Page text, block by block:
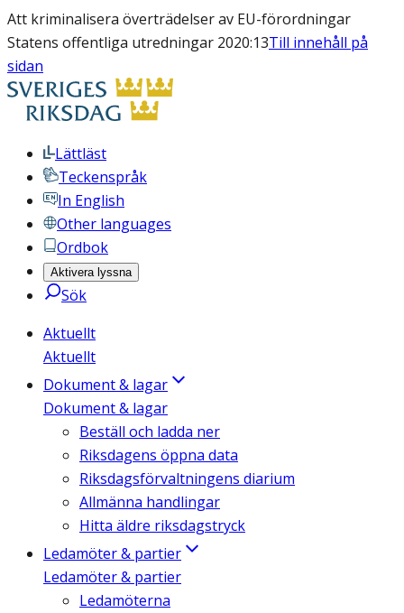
Att kriminalisera överträdelser av EU-förordningar
Statens offentliga utredningar 2020:13Till innehåll på
sidan
Lättläst
Teckenspråk
In English
Other languages
Ordbok
Aktivera lyssna
Sök
Aktuellt
Aktuellt
Dokument & lagar
Dokument & lagar
Beställ och ladda ner
Riksdagens öppna data
Riksdagsförvaltningens diarium
Allmänna handlingar
Hitta äldre riksdagstryck
Ledamöter & partier
Ledamöter & partier
Ledamöterna